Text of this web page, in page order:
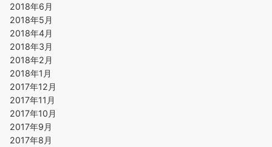
2018年6月
2018年5月
2018年4月
2018年3月
2018年2月
2018年1月
2017年12月
2017年11月
2017年10月
2017年9月
2017年8月